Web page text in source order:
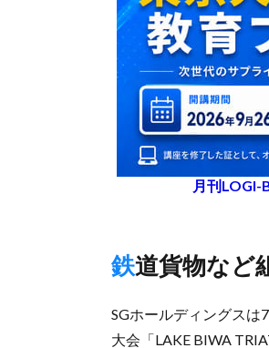
月刊LOGI-
鉄道貨物な
SGホールディングス
大会「LAKE BIWA